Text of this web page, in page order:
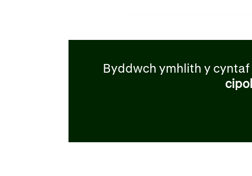
Byddwch ymhlith y cyntaf